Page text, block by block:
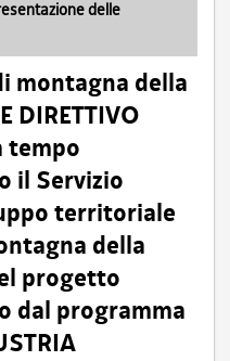
delle
montagna della
DIRETTIVO
tempo
il Servizio
territoriale
della
progetto
dal programma